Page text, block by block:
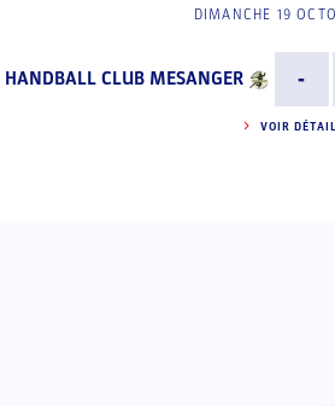
DIMANCHE 19
HANDBALL CLUB MESANGER -
VOIR